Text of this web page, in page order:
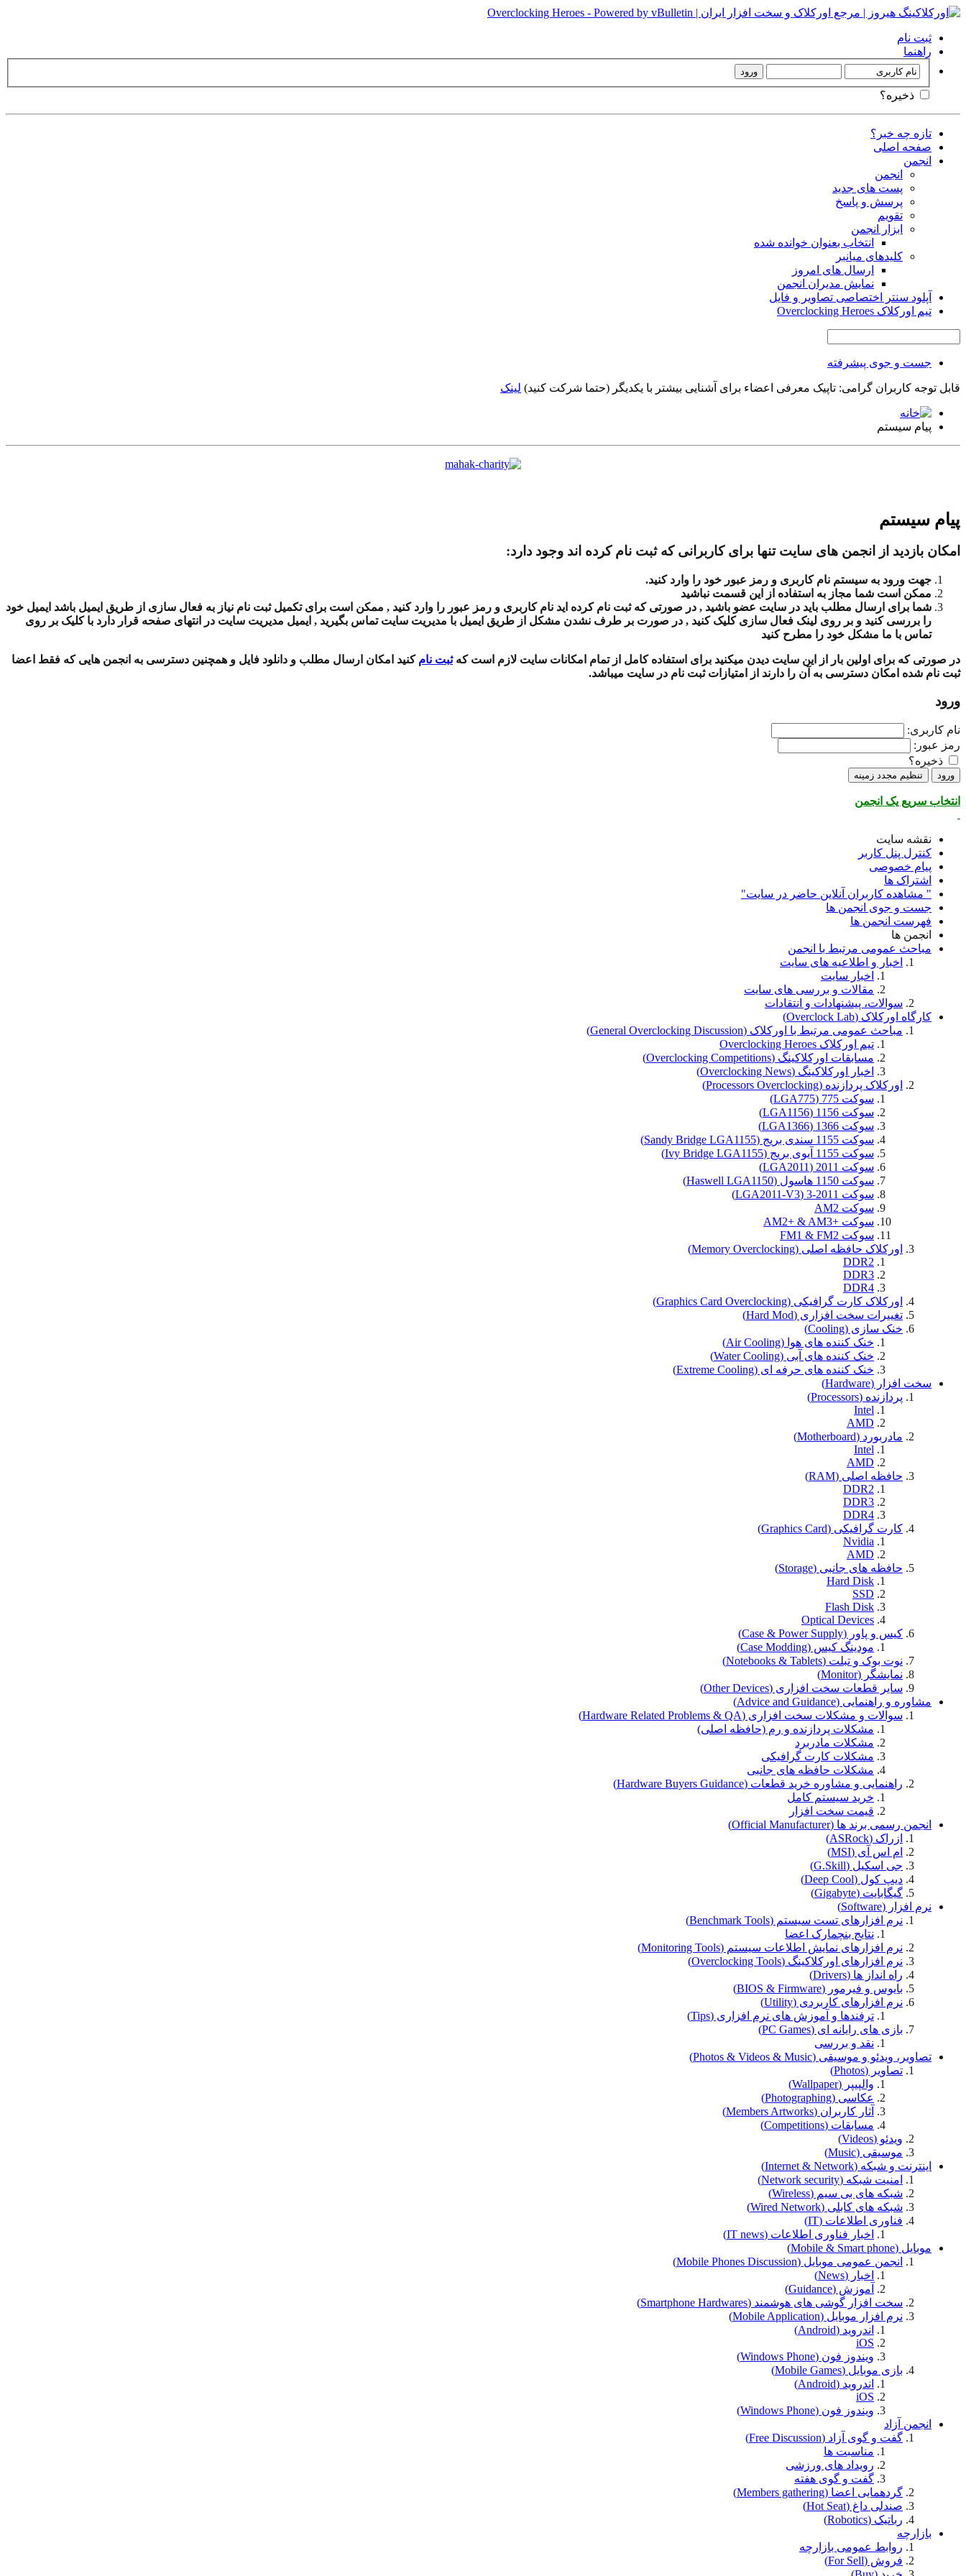
ثبت نام
راهنما
ذخیره؟
تازه چه خبر؟
صفحه اصلی
انجمن
انجمن
پست های جدید
پرسش و پاسخ
تقویم
ابزار انجمن
انتخاب بعنوان خوانده شده
کلیدهای میانبر
ارسال های امروز
نمایش مدیران انجمن
آپلود سنتر اختصاصی تصاویر و فایل
تیم اورکلاک Overclocking Heroes
جست و جوی پیشرفته
قابل توجه کاربران گرامی: تاپیک معرفی اعضاء برای آشنایی بیشتر با یکدیگر (حتما شرکت کنید) لینک
پیام سیستم
پیام سیستم
امکان بازدید از انجمن های سایت تنها برای کاربرانی که ثبت نام کرده اند وجود دارد:
جهت ورود به سیستم نام کاربری و رمز عبور خود را وارد کنید.
ممکن است شما مجاز به استفاده از این قسمت نباشید
شما برای ارسال مطلب باید در سایت عضو باشید , در صورتی که ثبت نام کرده اید نام کاربری و رمز عبور را وارد کنید , ممکن است برای تکمیل ثبت نام نیاز به فعال سازی از طریق ایمیل باشد ایمیل خود
را بررسی کنید و بر روی لینک فعال سازی کلیک کنید , در صورت بر طرف نشدن مشکل از طریق ایمیل با مدیریت سایت تماس بگیرید , ایمیل مدیریت سایت در انتهای صفحه قرار دارد با کلیک بر روی
تماس با ما مشکل خود را مطرح کنید
در صورتی که برای اولین بار از این سایت دیدن میکنید برای استفاده کامل از تمام امکانات سایت لازم است کهثبت نام کنید امکان ارسال مطلب و دانلود فایل و همچنین دسترسی به انجمن هایی که فقط اعضا
ثبت نام شده امکان دسترسی به آن را دارند از امتیازات ثبت نام در سایت میباشد.
ورود
نام کاربری:
رمز عبور:
ذخیره؟
انتخاب سریع یک انجمن
نقشه سایت
کنترل پنل کاربر
پیام خصوصی
اشتراک ها
" مشاهده کاربران آنلاین حاضر در سایت"
جست و جوی انجمن ها
فهرست انجمن ها
انجمن ها
مباحث عمومی مرتبط با انجمن
اخبار و اطلاعیه های سایت
اخبار سایت
مقالات و بررسی های سایت
سوالات، پیشنهادات و انتقادات
کارگاه اورکلاک (Overclock Lab)
مباحث عمومی مرتبط با اورکلاک (General Overclocking Discussion)
تیم اورکلاک Overclocking Heroes
مسابقات اورکلاکینگ (Overclocking Competitions)
اخبار اورکلاکینگ (Overclocking News)
اورکلاک پردازنده (Processors Overclocking)
سوکت 775 (LGA775)
سوکت 1156 (LGA1156)
سوکت 1366 (LGA1366)
سوکت 1155 سندی بریج (Sandy Bridge LGA1155)
سوکت 1155 آیوی بریج (Ivy Bridge LGA1155)
سوکت 2011 (LGA2011)
سوکت 1150 هاسول (Haswell LGA1150)
سوکت 2011-3 (LGA2011-V3)
سوکت AM2
سوکت +AM2+ & AM3
سوکت FM1 & FM2
اورکلاک حافظه اصلی (Memory Overclocking)
DDR2
DDR3
DDR4
اورکلاک کارت گرافیکی (Graphics Card Overclocking)
تغییرات سخت افزاری (Hard Mod)
خنک سازی (Cooling)
خنک کننده های هوا (Air Cooling)
خنک کننده های آبی (Water Cooling)
خنک کننده های حرفه ای (Extreme Cooling)
سخت افزار (Hardware)
پردازنده (Processors)
Intel
AMD
مادربورد (Motherboard)
Intel
AMD
حافظه اصلی (RAM)
DDR2
DDR3
DDR4
کارت گرافیکی (Graphics Card)
Nvidia
AMD
حافظه های جانبی (Storage)
Hard Disk
SSD
Flash Disk
Optical Devices
کیس و پاور (Case & Power Supply)
مودینگ کیس (Case Modding)
نوت بوک و تبلت (Notebooks & Tablets)
نمایشگر (Monitor)
سایر قطعات سخت افزاری (Other Devices)
مشاوره و راهنمایی (Advice and Guidance)
سوالات و مشکلات سخت افزاری (Hardware Related Problems & QA)
مشکلات پردازنده و رم (حافظه اصلی)
مشکلات مادربرد
مشکلات کارت گرافیکی
مشکلات حافظه های جانبی
راهنمایی و مشاوره خرید قطعات (Hardware Buyers Guidance)
خرید سیستم کامل
قیمت سخت افزار
انجمن رسمی برند ها (Official Manufacturer)
ازراک (ASRock)
ام اس آی (MSI)
جی اسکیل (G.Skill)
دیپ کول (Deep Cool)
گیگابایت (Gigabyte)
نرم افزار (Software)
نرم افزارهای تست سیستم (Benchmark Tools)
نتایج بنچمارک اعضا
نرم افزارهای نمایش اطلاعات سیستم (Monitoring Tools)
نرم افزارهای اورکلاکینگ (Overclocking Tools)
راه انداز ها (Drivers)
بایوس و فیرمور (BIOS & Firmware)
نرم افزارهای کاربردی (Utility)
ترفندها و آموزش های نرم افزاری (Tips)
بازی های رایانه ای (PC Games)
نقد و بررسی
تصاویر، ویدئو و موسیقی (Photos & Videos & Music)
تصاویر (Photos)
والپیپر (Wallpaper)
عکاسی (Photographing)
آثار کاربران (Members Artworks)
مسابقات (Competitions)
ویدئو (Videos)
موسیقی (Music)
اینترنت و شبکه (Internet & Network)
امنیت شبکه (Network security)
شبکه های بی سیم (Wireless)
شبکه های کابلی (Wired Network)
فناوری اطلاعات (IT)
اخبار فناوری اطلاعات (IT news)
موبایل (Mobile & Smart phone)
انجمن عمومی موبایل (Mobile Phones Discussion)
اخبار (News)
آموزش (Guidance)
سخت افزار گوشی های هوشمند (Smartphone Hardwares)
نرم افزار موبایل (Mobile Application)
اندروید (Android)
iOS
ویندوز فون (Windows Phone)
بازی موبایل (Mobile Games)
اندروید (Android)
iOS
ویندوز فون (Windows Phone)
انجمن آزاد
گفت و گوی آزاد (Free Discussion)
مناسبت ها
رویداد های ورزشی
گفت و گوی هفته
گردهمايى اعضا (Members gathering)
صندلی داغ (Hot Seat)
رباتیک (Robotics)
بازارچه
روابط عمومی بازارچه
فروش (For Sell)